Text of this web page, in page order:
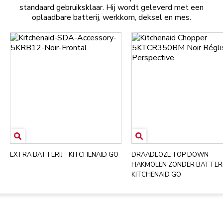
standaard gebruiksklaar. Hij wordt geleverd met een
oplaadbare batterij, werkkom, deksel en mes.
EXTRA BATTERIJ - KITCHENAID GO
DRAADLOZE TOP DOWN
HAKMOLEN ZONDER
KITCHENAID GO